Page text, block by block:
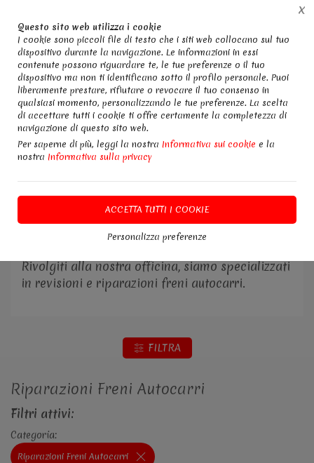
Questo sito web utilizza i cookie
I cookie sono piccoli file di testo che i siti web collocano sul tuo
dispositivo durante la navigazione. Le informazioni in essi
contenute possono riguardare te, le tue preferenze o il tuo
dispositivo ma non ti identificano sotto il profilo personale. Puoi
liberamente prestare, rifiutare o revocare il tuo consenso in
qualsiasi momento, personalizzando le tue preferenze. La scelta
di accettare tutti i cookie ti offre certamente la completezza di
navigazione di questo sito web.
Per saperne di più, leggi la nostra Informativa sui cookie e la
nostra Informativa sulla privacy
ACCETTA TUTTI I COOKIE
Personalizza preferenze
X
Home Servizi Riparazioni Freni Autocarri
Viaggiare senza i freni in ottimo stato
rappresenta un pericolo per il tuo mezzo e per
la tua incolumita'.
Controllare periodicamente l'impianto frenante,
soprattutto dopo lunghi periodi di inattivita' o
dopo aver percorso molti chimoletri, è
fondamentale per la vostra sicurezza.
Rivolgiti alla nostra officina, siamo specializzati
in revisioni e riparazioni freni autocarri.
FILTRA
Riparazioni Freni Autocarri
Filtri attivi:
Categoria:
Riparazioni Freni Autocarri